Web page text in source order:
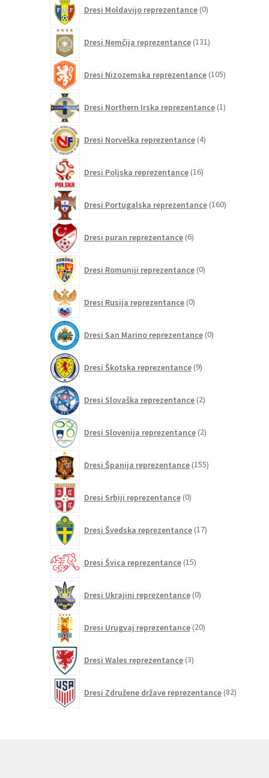
Dresi Moldavijo reprezentance 0izdelkov
Dresi Nemčija reprezentance 131izdelkov
Dresi Nizozemska reprezentance 105izdelkov
Dresi Northern Irska reprezentance 1izdelek
Dresi Norveška reprezentance 4izdelki
Dresi Poljska reprezentance 16izdelkov
Dresi Portugalska reprezentance 160izdelkov
Dresi puran reprezentance 6izdelkov
Dresi Romuniji reprezentance 0izdelkov
Dresi Rusija reprezentance 0izdelkov
Dresi San Marino reprezentance 0izdelkov
Dresi Škotska reprezentance 9izdelkov
Dresi Slovaška reprezentance 2izdelka
Dresi Slovenija reprezentance 2izdelka
Dresi Španija reprezentance 155izdelkov
Dresi Srbiji reprezentance 0izdelkov
Dresi Švedska reprezentance 17izdelkov
Dresi Švica reprezentance 15izdelkov
Dresi Ukrajini reprezentance 0izdelkov
Dresi Urugvaj reprezentance 20izdelkov
Dresi Wales reprezentance 3izdelki
Dresi Združene države reprezentance 82izdelkov